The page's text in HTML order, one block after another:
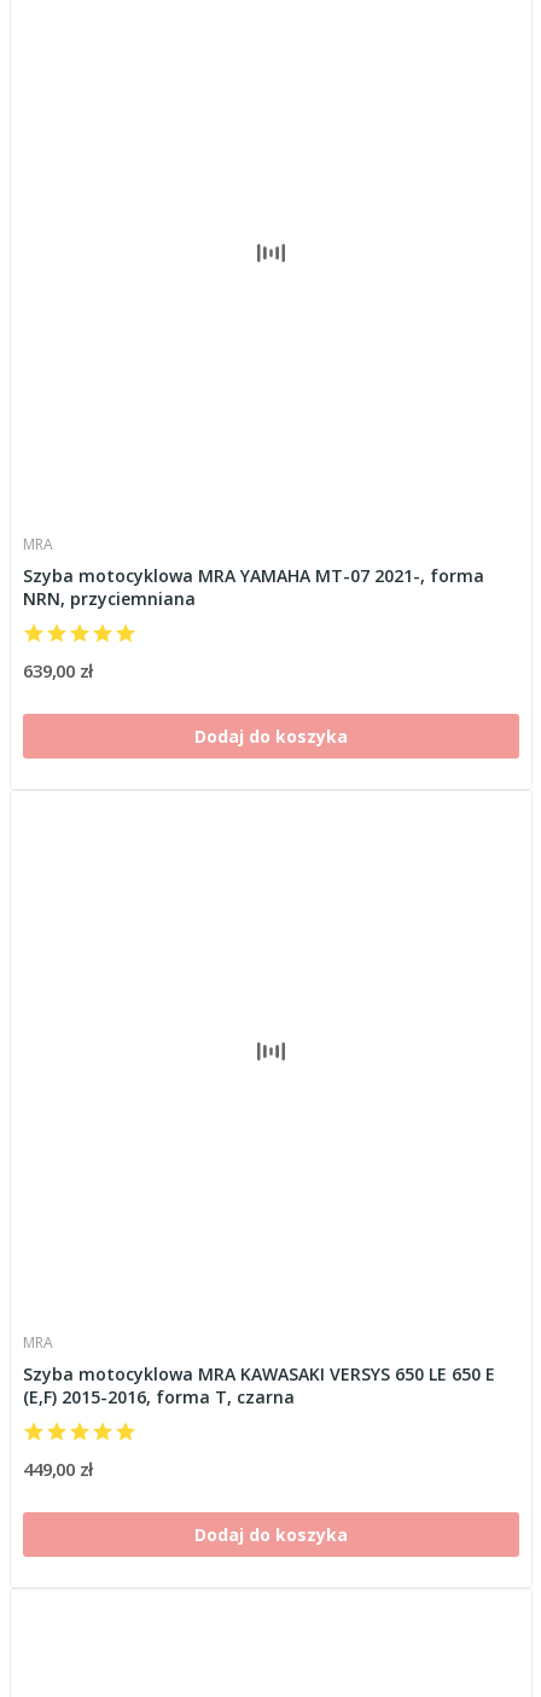
MRA
Szyba motocyklowa MRA YAMAHA MT-07 2021-, forma
NRN, przyciemniana
639,00 zł
Dodaj do koszyka
MRA
Szyba motocyklowa MRA KAWASAKI VERSYS 650 LE 650 E
(E,F) 2015-2016, forma T, czarna
449,00 zł
Dodaj do koszyka